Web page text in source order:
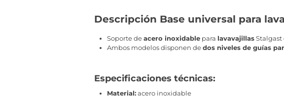
Descripción Base universal para
Soporte deacero inoxidable para lavavajillasStalgast
Ambos modelos disponen dedos niveles de guías
Especificaciones técnicas:
Material:acero inoxidable